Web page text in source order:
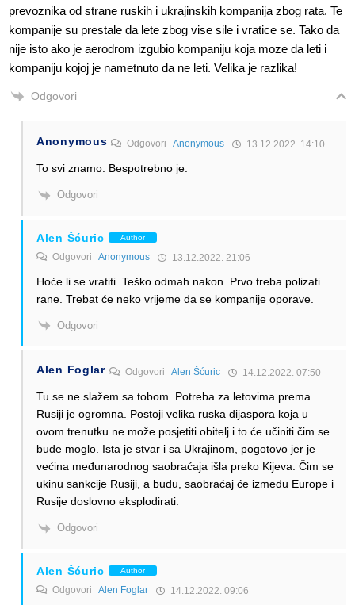
prevoznika od strane ruskih i ukrajinskih kompanija zbog rata. Te
kompanije su prestale da lete zbog vise sile i vratice se. Tako da
nije isto ako je aerodrom izgubio kompaniju koja moze da leti i
kompaniju kojoj je nametnuto da ne leti. Velika je razlika!
Odgovori
Anonymous OdgovoriAnonymous 13.12.2022. 14:10
To svi znamo. Bespotrebno je.
Odgovori
Alen Šćuric Author
Odgovori Anonymous 13.12.2022. 21:06
Hoće li se vratiti. Teško odmah nakon. Prvo treba polizati
rane. Trebat će neko vrijeme da se kompanije oporave.
Odgovori
Alen Foglar Odgovori Alen Šćuric 14.12.2022. 07:50
Tu se ne slažem sa tobom. Potreba za letovima prema
Rusiji je ogromna. Postoji velika ruska dijaspora koja u
ovom trenutku ne može posjetiti obitelj i to će učiniti čim se
bude moglo. Ista je stvar i sa Ukrajinom, pogotovo jer je
većina međunarodnog saobraćaja išla preko Kijeva. Čim se
ukinu sankcije Rusiji, a budu, saobraćaj će između Europe i
Rusije doslovno eksplodirati.
Odgovori
Alen Šćuric Author
Odgovori Alen Foglar 14.12.2022. 09:06